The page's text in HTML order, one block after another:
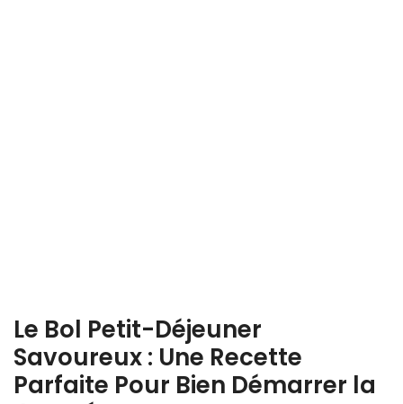
Le Bol Petit-Déjeuner
Savoureux : Une Recette
Parfaite Pour Bien Démarrer la